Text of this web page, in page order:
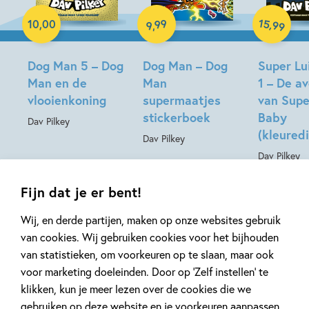
Fijn dat je er bent!
Wij, en derde partijen, maken op onze websites gebruik
van cookies. Wij gebruiken cookies voor het bijhouden
van statistieken, om voorkeuren op te slaan, maar ook
voor marketing doeleinden. Door op ‘Zelf instellen’ te
klikken, kun je meer lezen over de cookies die we
gebruiken op deze website en je voorkeuren aanpassen.
Dog Man 5 – Dog
Man en de
vlooienkoning
Dav Pilkey
10,00
Paperback
Dog Man – Dog
Man
supermaatjes
stickerboek
Dav Pilkey
9,99
Paperback
Super
1 – De
van
Baby
Dav Pilkey
15,99
Hardcover
Gerelateerde artikelen